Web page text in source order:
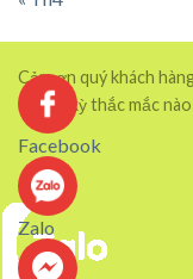
Cảm ơn quý khách
có bất kỳ thắc mắc
Zalo
Facebook